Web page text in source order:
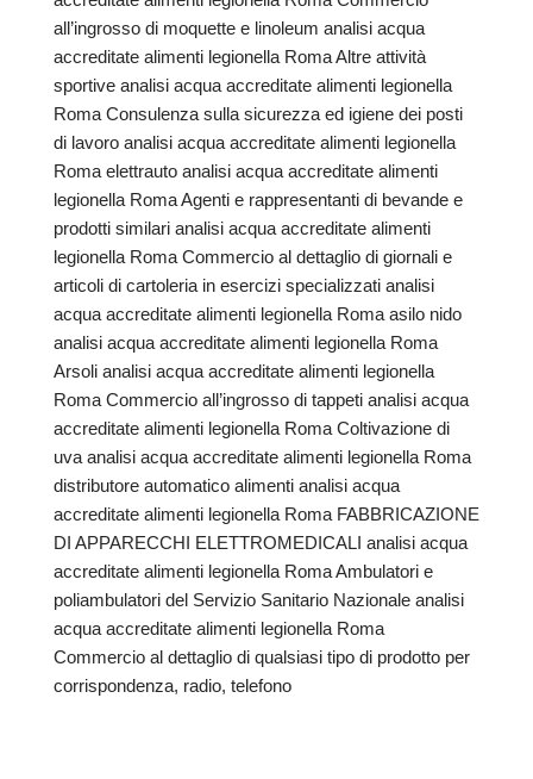
all’ingrosso di moquette e linoleum analisi acqua
accreditate alimenti legionella Roma Altre attività
sportive analisi acqua accreditate alimenti legionella
Roma Consulenza sulla sicurezza ed igiene dei posti
di lavoro analisi acqua accreditate alimenti legionella
Roma elettrauto analisi acqua accreditate alimenti
legionella Roma Agenti e rappresentanti di bevande e
prodotti similari analisi acqua accreditate alimenti
legionella Roma Commercio al dettaglio di giornali e
articoli di cartoleria in esercizi specializzati analisi
acqua accreditate alimenti legionella Roma asilo nido
analisi acqua accreditate alimenti legionella Roma
Arsoli analisi acqua accreditate alimenti legionella
Roma Commercio all’ingrosso di tappeti analisi acqua
accreditate alimenti legionella Roma Coltivazione di
uva analisi acqua accreditate alimenti legionella Roma
distributore automatico alimenti analisi acqua
accreditate alimenti legionella Roma FABBRICAZIONE
DI APPARECCHI ELETTROMEDICALI analisi acqua
accreditate alimenti legionella Roma Ambulatori e
poliambulatori del Servizio Sanitario Nazionale analisi
acqua accreditate alimenti legionella Roma
Commercio al dettaglio di qualsiasi tipo di prodotto per
corrispondenza, radio, telefono